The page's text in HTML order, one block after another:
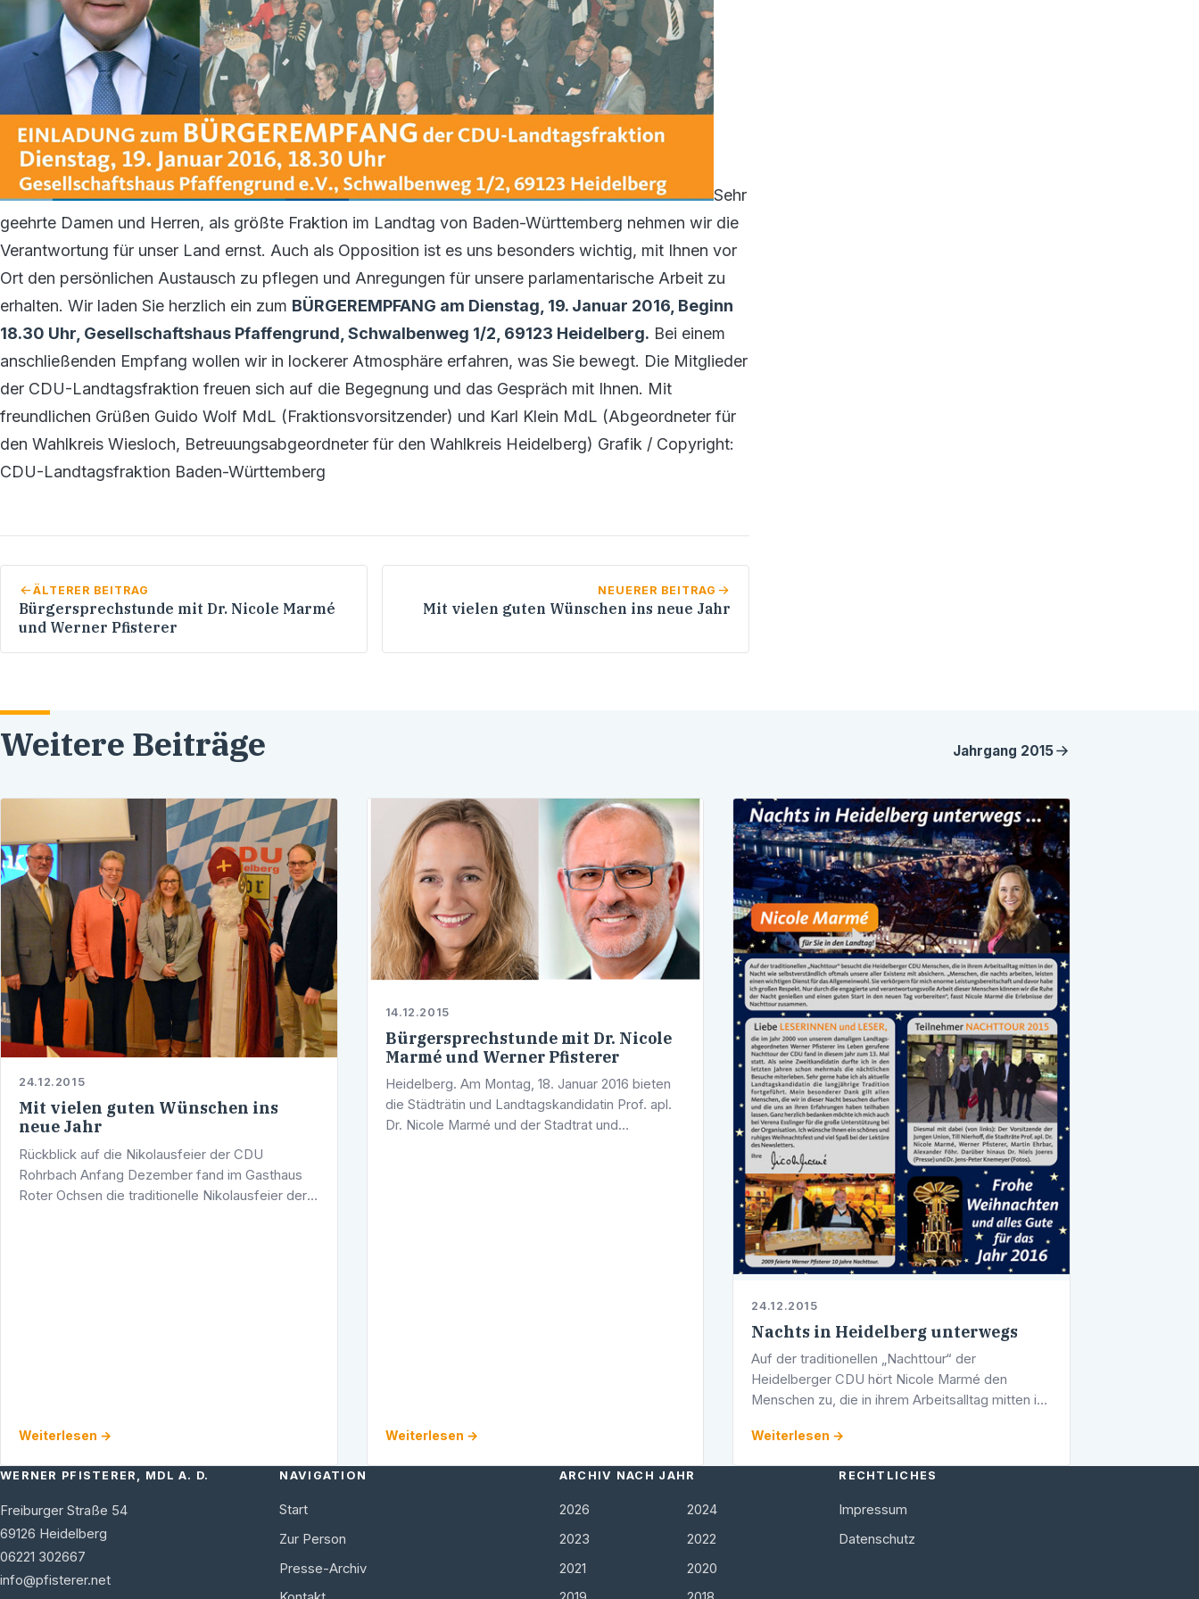
Sehr
geehrte Damen und Herren, als größte Fraktion im Landtag von Baden-Württemberg nehmen wir die
Verantwortung für unser Land ernst. Auch als Opposition ist es uns besonders wichtig, mit Ihnen vor
Ort den persönlichen Austausch zu pflegen und Anregungen für unsere parlamentarische Arbeit zu
erhalten. Wir laden Sie herzlich ein zum BÜRGEREMPFANG am Dienstag, 19. Januar 2016, Beginn
18.30 Uhr, Gesellschaftshaus Pfaffengrund, Schwalbenweg 1/2, 69123 Heidelberg. Bei einem
anschließenden Empfang wollen wir in lockerer Atmosphäre erfahren, was Sie bewegt. Die Mitglieder
der CDU-Landtagsfraktion freuen sich auf die Begegnung und das Gespräch mit Ihnen. Mit
freundlichen Grüßen Guido Wolf MdL (Fraktionsvorsitzender) und Karl Klein MdL (Abgeordneter für
den Wahlkreis Wiesloch, Betreuungsabgeordneter für den Wahlkreis Heidelberg) Grafik / Copyright:
CDU-Landtagsfraktion Baden-Württemberg
ÄLTERER BEITRAG
Bürgersprechstunde mit Dr. Nicole Marmé
und Werner Pfisterer
NEUERER BEITRAG
Mit vielen guten Wünschen ins neue Jahr
Weitere Beiträge Jahrgang 2015
24.12.2015
Mit vielen guten Wünschen ins
neue Jahr
Rückblick auf die Nikolausfeier der CDU
Rohrbach Anfang Dezember fand im Gasthaus
Roter Ochsen die traditionelle Nikolausfeier der
Weiterlesen →
14.12.2015
Bürgersprechstunde mit Dr. Nicole
Marmé und Werner Pfisterer
Heidelberg. Am Montag, 18. Januar 2016 bieten
die Städträtin und Landtagskandidatin Prof. apl.
Dr. Nicole Marmé und der Stadtrat und
Weiterlesen →
24.12.2015
Nachts in Heidelberg unterwegs
Auf der traditionellen „Nachttour“ der
Heidelberger CDU hört Nicole Marmé den
Menschen zu, die in ihrem Arbeitsalltag mitten in
aller Existenz mit absichern: Diensthabende …
Weiterlesen →
WERNER PFISTERER, MDL A. D.
Freiburger Straße 54
69126 Heidelberg
06221 302667
info@pfisterer.net
NAVIGATION
Start
Zur Person
Presse-Archiv
ARCHIV NACH JAHR
2026
2024
2023
2022
2021
2020
RECHTLICHES
Impressum
Datenschutz